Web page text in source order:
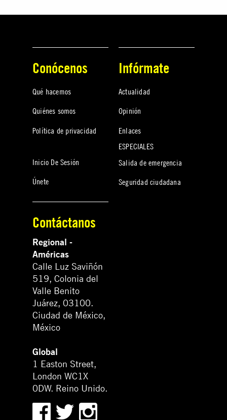
Conócenos
Qué hacemos
Quiénes somos
Política de privacidad
Inicio De Sesión
Únete
Infórmate
Actualidad
Opinión
Enlaces
ESPECIALES
Salida de emergencia
Seguridad ciudadana
Contáctanos
Regional -
Américas
Calle Luz Saviñón
519, Colonia del
Valle Benito
Juárez, 03100.
Ciudad de México,
México
Global
1 Easton Street,
London WC1X
0DW. Reino Unido.